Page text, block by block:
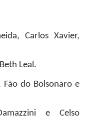
Carlos Xavier,
Leal.
Fão do Bolsonaro e
e Celso